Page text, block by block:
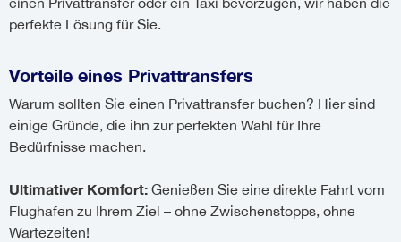
perfekte Lösung für Sie.
Vorteile eines Privattransfers
Warum sollten Sie einen Privattransfer buchen? Hier sind
einige Gründe, die ihn zur perfekten Wahl für Ihre
Bedürfnisse machen.
Ultimativer Komfort: Genießen Sie eine direkte Fahrt vom
Flughafen zu Ihrem Ziel – ohne Zwischenstopps, ohne
Wartezeiten!